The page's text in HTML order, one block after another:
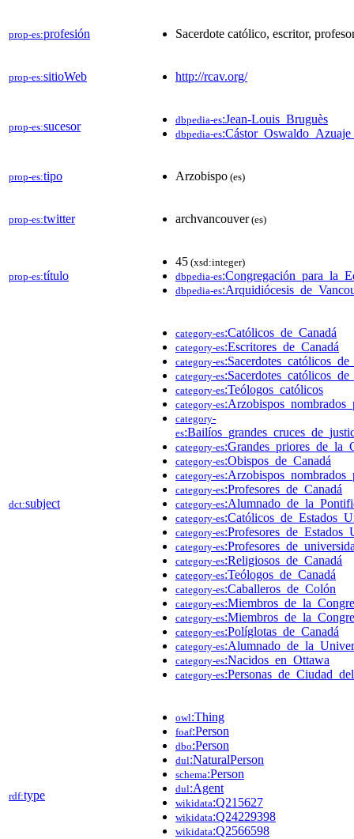
prop-es:profesión Sacerdote católico, escritor,
prop-es:sitioWeb http://rcav.org/
prop-es:sucesor dbpedia-es:Jean-Louis_Bruguès
dbpedia-es
prop-es:tipo Arzobispo (es)
prop-es:twitter archvancouver(es)
prop-es:título
45 (xsd:integer)
dbpedia-es
dbpedia-es
dct:subject
category-es:Católicos_de_Canadá
category-es:Escritores_de_Canadá
category-es
category-es
category-es:Teólogos_católicos
category-es
category-
es
category-es
category-es:Obispos_de_Canadá
category-es
category-es:Profesores_de_Canadá
category-es
category-es
category-es
category-es
category-es:Religiosos_de_Canadá
category-es:Teólogos_de_Canadá
category-es:Caballeros_de_Colón
category-es
category-es
category-es:Políglotas_de_Canadá
category-es
category-es:Nacidos_en_Ottawa
category-es
rdf:type
owl:Thing
foaf:Person
dbo:Person
dul:NaturalPerson
schema:Person
dul:Agent
wikidata:Q215627
wikidata:Q24229398
wikidata:Q2566598